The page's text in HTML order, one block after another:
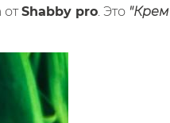
отShabby pro. Это "Крем